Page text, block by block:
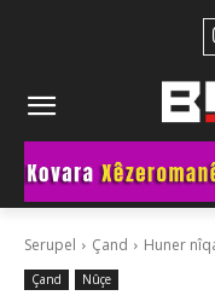
Serupel Çand Huner
Çand Nûçe